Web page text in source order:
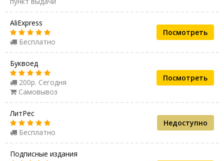
AliExpress
Бесплатно
Посмотреть
Буквоед
200р. Сегодня
Самовывоз
Посмотреть
ЛитРес
Бесплатно
Недоступно
Подписные издания